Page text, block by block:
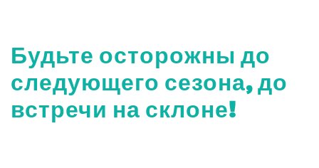
Будьте осторожны до
следующего сезона, до
встречи на склоне!